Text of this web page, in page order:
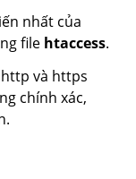
nhất của
file htaccess.
và https
chính xác,